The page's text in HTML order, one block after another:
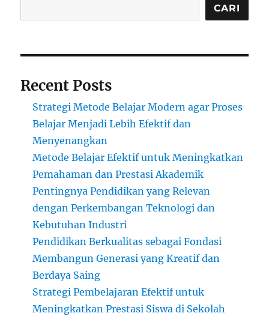
Mahasiswa
CARI
Recent Posts
Strategi Metode Belajar Modern agar Proses
Belajar Menjadi Lebih Efektif dan
Menyenangkan
Metode Belajar Efektif untuk Meningkatkan
Pemahaman dan Prestasi Akademik
Pentingnya Pendidikan yang Relevan
dengan Perkembangan Teknologi dan
Kebutuhan Industri
Pendidikan Berkualitas sebagai Fondasi
Membangun Generasi yang Kreatif dan
Berdaya Saing
Strategi Pembelajaran Efektif untuk
Meningkatkan Prestasi Siswa di Sekolah